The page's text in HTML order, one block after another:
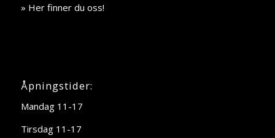
» Her finner du oss!
Åpningstider:
Mandag 11-17
Tirsdag 11-17